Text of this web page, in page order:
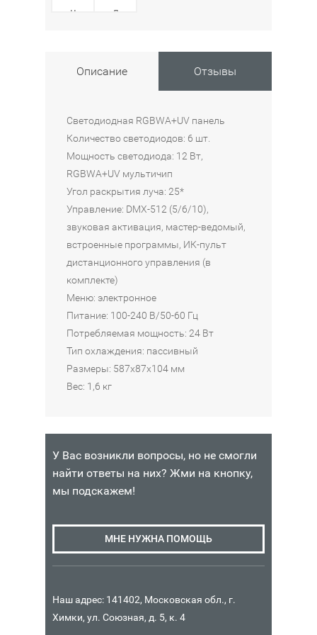
н
R
R
0
1
2
-
3
12
040
₽
В
КОРЗИНУ
Наличие:
д
л
ь
I
N
V
O
L
I
G
H
T
i
n
g
B
a
m
4
13
В
Описание Отзывы
Светодиодная RGBWA+UV панель
Количество светодиодов: 6 шт.
Мощность светодиода: 12 Вт,
RGBWA+UV мультичип
Угол раскрытия луча: 25*
Управление: DMX-512 (5/6/10),
звуковая активация, мастер-ведомый,
встроенные программы, ИК-пульт
дистанционного управления (в
комплекте)
Меню: электронное
Питание: 100-240 В/50-60 Гц
Потребляемая мощность: 24 Вт
Тип охлаждения: пассивный
Размеры: 587x87x104 мм
Вес: 1,6 кг
У Вас возникли вопросы, но не смогли
найти ответы на них? Жми на кнопку,
мы подскажем!
МНЕ НУЖНА ПОМОЩЬ
Наш адрес: 141402, Московская обл., г.
Химки, ул. Союзная, д. 5, к. 4